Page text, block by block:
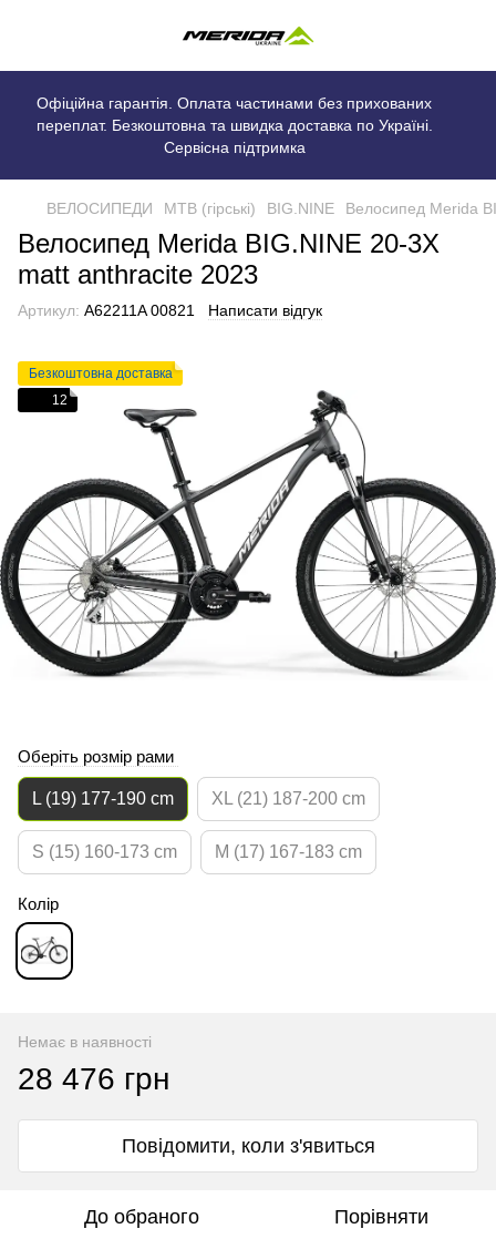
Офіційна гарантія. Оплата частинами без прихованих
переплат. Безкоштовна та швидка доставка по Україні.
Сервісна підтримка
ВЕЛОСИПЕДИ MTB (гірські) BIG.NINE Велосипед Merida
Велосипед Merida BIG.NINE 20-3X
matt anthracite 2023
Артикул: A62211A 00821 Написати відгук
Безкоштовна доставка
12
Оберіть розмір рами
L (19) 177-190 cm XL (21) 187-200 cm
S (15) 160-173 cm M (17) 167-183 cm
Колір
Немає в наявності
28 476 грн
Повідомити, коли з'явиться
До обраного Порівняти